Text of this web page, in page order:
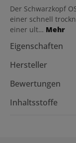
Der Schwarzkopf
einer schnell
einer ult… Mehr
Eigenschaften
Hersteller
Bewertungen
Inhaltsstoffe